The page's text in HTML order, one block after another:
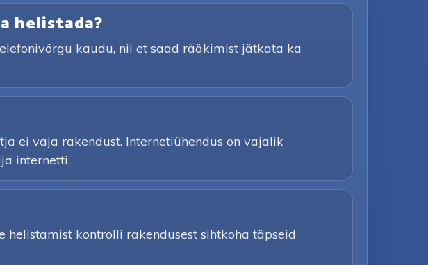
helistada?
kaudu, nii et saad rääkimist jätkata ka
ei vaja rakendust. Internetiühendus on vajalik
internetti.
kontrolli rakendusest sihtkoha täpseid